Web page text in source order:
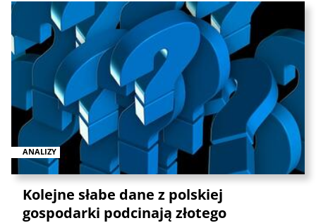
ANALIZY
Kolejne słabe dane z polskiej
gospodarki podcinają złotego